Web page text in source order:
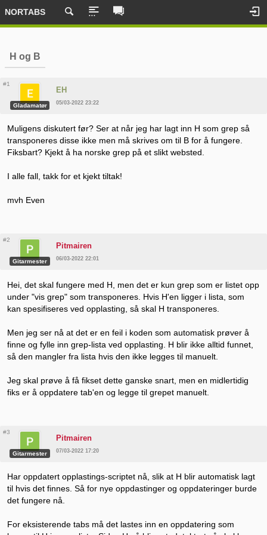
NORTABS
H og B
#1
Gladamatør
EH
05/03-2022 23:22
Muligens diskutert før? Ser at når jeg har lagt inn H som grep så
transponeres disse ikke men må skrives om til B for å fungere.
Fiksbart? Kjekt å ha norske grep på et slikt websted.
I alle fall, takk for et kjekt tiltak!
mvh Even
#2
Gitarmester
Pitmairen
06/03-2022 22:01
Hei, det skal fungere med H, men det er kun grep som er listet opp
under "vis grep" som transponeres. Hvis H'en ligger i lista, som
kan spesifiseres ved opplasting, så skal H transponeres.
Men jeg ser nå at det er en feil i koden som automatisk prøver å
finne og fylle inn grep-lista ved opplasting. H blir ikke alltid funnet,
så den mangler fra lista hvis den ikke legges til manuelt.
Jeg skal prøve å få fikset dette ganske snart, men en midlertidig
fiks er å oppdatere tab'en og legge til grepet manuelt.
#3
Gitarmester
Pitmairen
07/03-2022 17:20
Har oppdatert opplastings-scriptet nå, slik at H blir automatisk lagt
til hvis det finnes. Så for nye oppdastinger og oppdateringer burde
det fungere nå.
For eksisterende tabs må det lastes inn en oppdatering som